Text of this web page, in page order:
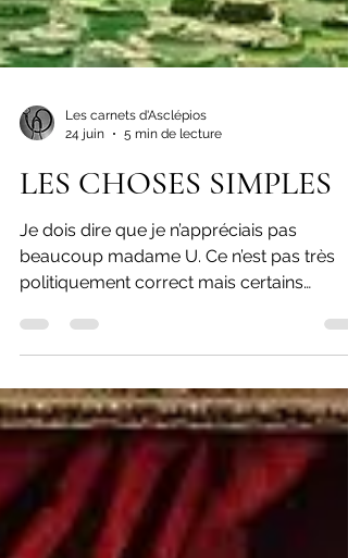
Les carnets d'Asclépios
24 juin
5 min de lecture
LES CHOSES SIMPLES
Je dois dire que je n’appréciais pas
beaucoup madame U. Ce n’est pas très
politiquement correct mais certains
patients nous inspirent plus de sympathie
que d’autre. Ce qui est intéressant, c’est
l’évolution de ce sentiment. Cette patiente
m’inspirait plus de ressentiment que le
contraire. Elle a toujours été vindicative
prenant à la terre entière. Elle agressait